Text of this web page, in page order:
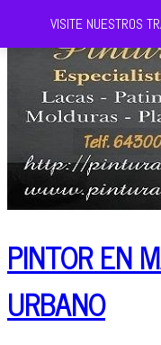
PINTOR EN
URBANO
VISITE NUESTROS